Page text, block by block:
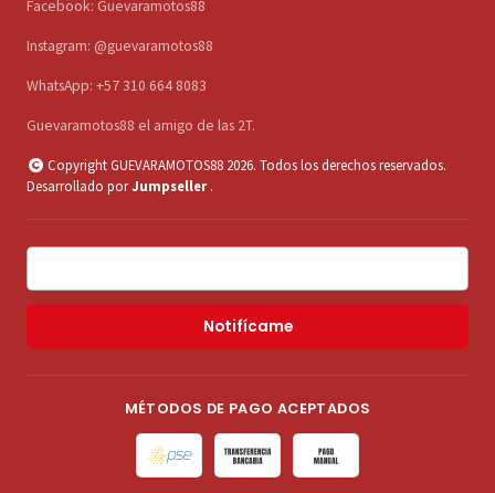
Facebook: Guevaramotos88
Instagram: @guevaramotos88
WhatsApp: +57 310 664 8083
Guevaramotos88 el amigo de las 2T.
Copyright GUEVARAMOTOS88 2026. Todos los derechos reservados.
Desarrollado porJumpseller .
Notifícame
MÉTODOS DE PAGO ACEPTADOS